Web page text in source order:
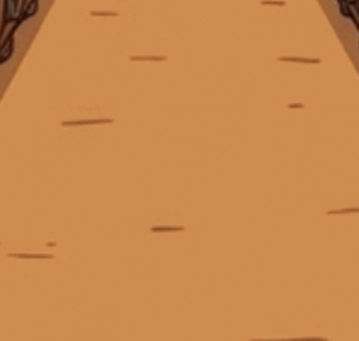
Các Cấp Bậc Chất Lượng Trong Phân Loại Rượu Vang
các dòng rượu johnnie walker
các loại gin ngon
các loại rượu mạnh nổi tiếng.
Hồ Chí Minh cấp ngày 07/10/2011.
Giấy phép kinh doanh bán lẻ rượu số 299/GP-PKT do Phòng Kinh tế
Quận 3 cấp ngày 17/12/2024.